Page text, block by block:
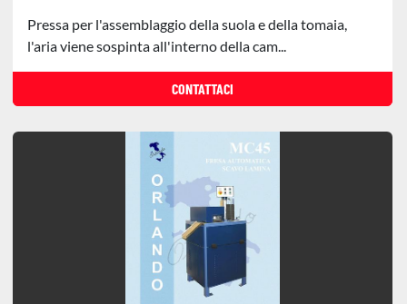
Pressa per l'assemblaggio della suola e della tomaia,
l'aria viene sospinta all'interno della cam...
CONTATTACI